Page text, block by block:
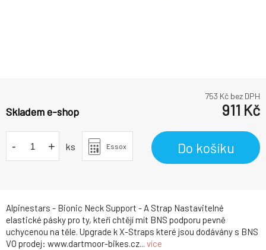
Alpinestars - Bionic Neck Support - A Strap Nastavitelné
elastické pásky pro ty, kteří chtějí mít BNS podporu pevně
uchycenou na těle. Upgrade k X-Straps které jsou dodávány s BNS
VO prodej: www.dartmoor-bikes.cz... více
753 Kč bez DPH
Skladem e-shop 911 Kč
- + ks Essox Do košíku